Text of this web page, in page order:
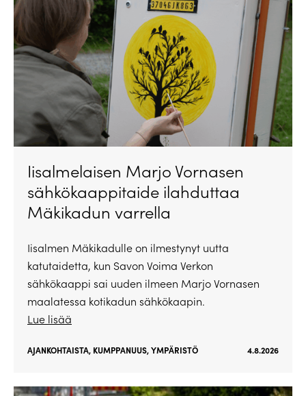
Iisalmelaisen Marjo Vornasen
sähkökaappitaide ilahduttaa
Mäkikadun varrella
Iisalmen Mäkikadulle on ilmestynyt uutta
katutaidetta, kun Savon Voima Verkon
sähkökaappi sai uuden ilmeen Marjo Vornasen
maalatessa kotikadun sähkökaapin.
Lue lisää
AJANKOHTAISTA, KUMPPANUUS,YMPÄRISTÖ 4.8.2026